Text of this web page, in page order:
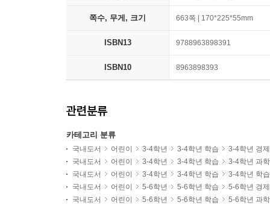
쪽수, 무게, 크기 663쪽 | 170*225*55mm
ISBN13 9788963898391
ISBN10 8963898393
관련분류
카테고리 분류
국내도서 어린이 3-4학년 3-4학년 학습
3-4학년 경제
국내도서
어린이 3-4학년 3-4학년 학습
3-4학년 과
국내도서
어린이 3-4학년 3-4학년 학습
3-4학년 학
국내도서
어린이 5-6학년 5-6학년 학습
5-6학년 경제
국내도서
어린이 5-6학년 5-6학년 학습
5-6학년 과